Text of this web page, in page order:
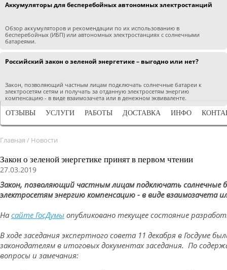
Аккумуляторы для бесперебойных автономных электростанций
Обзор аккумуляторов и рекомендации по их использованию в
бесперебойных (ИБП) или автономных электростанциях с солнечными
батареями.
Российский закон о зеленой энергетике – выгодно или нет?
Закон, позволяющий частным лицам подключать солнечные батареи к
электросетям сетям и получать за отданную электросетям энергию
компенсацию - в виде взаимозачета или в денежном эквиваленте.
ОТЗЫВЫ
УСЛУГИ РАБОТЫ ДОСТАВКА ИНФО
Главная / Новости
Закон о зеленой энергетике принят в первом чтении
27.03.2019
Закон, позволяющий частным лицам подключать
электросетям энергию компенсацию - в виде взаимозачета
На сайте ГосДумы опубликовано текущее состояние
В ходе заседания экспертного совета 11 декабря в Госдуме
законодателям в итоговых документах заседания. По
вопросы и замечания: